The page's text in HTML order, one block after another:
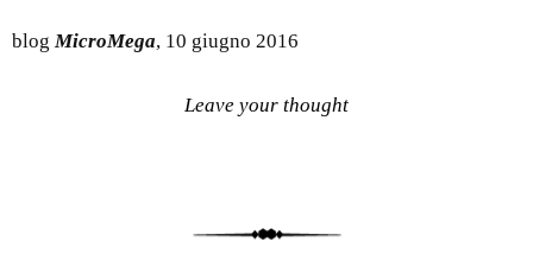
blog MicroMega, 10 giugno 2016
Leave your thought